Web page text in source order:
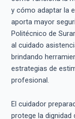
y cómo adaptar la
aporta mayor
Politécnico de
al cuidado
brindando
estrategias de
profesional.
El cuidador
protege la dignidad